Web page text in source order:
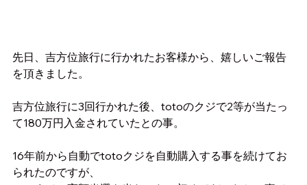
先日、吉方位旅行に行かれたお客様から、嬉しいご報告
を頂きました。
吉方位旅行に3回行かれた後、totoのクジで2等が当たっ
て180万円入金されていたとの事。
16年前から自動でtotoクジを自動購入する事を続けてお
られたのですが、